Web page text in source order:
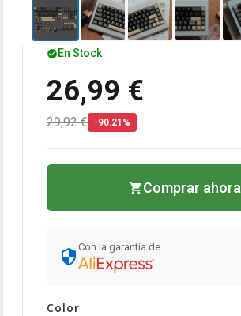
En Stock
26,99 €
29,92 € -90.21%
Comprar ahora
Con la garantía de
Color